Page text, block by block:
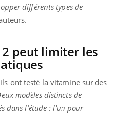
différents types de
peut limiter les
ont testé la vitamine sur des
modèles distincts de
dans l’étude : l'un pour